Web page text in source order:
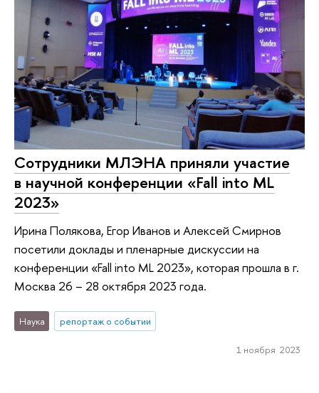
Сотрудники МЛЭНА приняли участие
в научной конференции «Fall into ML
2023»
Ирина Полякова, Егор Иванов и Алексей Смирнов
посетили доклады и пленарные дискуссии на
конференции «Fall into ML 2023», которая прошла в г.
Москва 26 – 28 октября 2023 года.
Наука репортаж о событии
1 ноября 2023